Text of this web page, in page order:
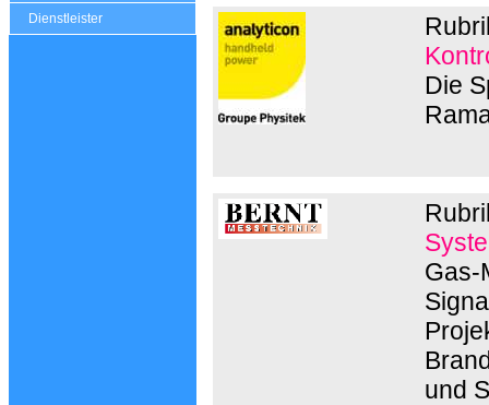
Dienstleister
Die
Gas-
und